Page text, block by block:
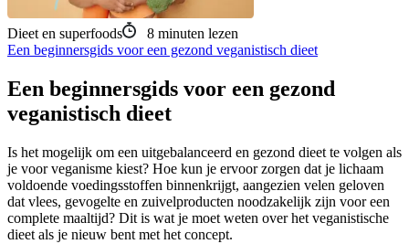
Dieet en superfoods 8 minuten lezen
Een beginnersgids voor een gezond veganistisch dieet
Een beginnersgids voor een gezond
veganistisch dieet
Is het mogelijk om een ​​uitgebalanceerd en gezond dieet te volgen als
je voor veganisme kiest? Hoe kun je ervoor zorgen dat je lichaam
voldoende voedingsstoffen binnenkrijgt, aangezien velen geloven
dat vlees, gevogelte en zuivelproducten noodzakelijk zijn voor een
complete maaltijd? Dit is wat je moet weten over het veganistische
dieet als je nieuw bent met het concept.